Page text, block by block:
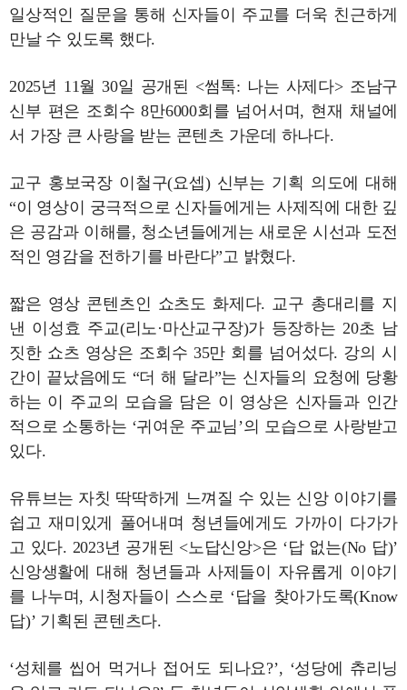
일상적인 질문을 통해 신자들이 주교를 더욱 친근하게
만날 수 있도록 했다.
2025년 11월 30일 공개된 <썸톡: 나는 사제다> 조남구
신부 편은 조회수 8만6000회를 넘어서며, 현재 채널에
서 가장 큰 사랑을 받는 콘텐츠 가운데 하나다.
교구 홍보국장 이철구(요셉) 신부는 기획 의도에 대해
“이 영상이 궁극적으로 신자들에게는 사제직에 대한 깊
은 공감과 이해를, 청소년들에게는 새로운 시선과 도전
적인 영감을 전하기를 바란다”고 밝혔다.
짧은 영상 콘텐츠인 쇼츠도 화제다. 교구 총대리를 지
낸 이성효 주교(리노·마산교구장)가 등장하는 20초 남
짓한 쇼츠 영상은 조회수 35만 회를 넘어섰다. 강의 시
간이 끝났음에도 “더 해 달라”는 신자들의 요청에 당황
하는 이 주교의 모습을 담은 이 영상은 신자들과 인간
적으로 소통하는 ‘귀여운 주교님’의 모습으로 사랑받고
있다.
유튜브는 자칫 딱딱하게 느껴질 수 있는 신앙 이야기를
쉽고 재미있게 풀어내며 청년들에게도 가까이 다가가
고 있다. 2023년 공개된 <노답신앙>은 ‘답 없는(No 답)’
신앙생활에 대해 청년들과 사제들이 자유롭게 이야기
를 나누며, 시청자들이 스스로 ‘답을 찾아가도록(Know
답)’ 기획된 콘텐츠다.
‘성체를 씹어 먹거나 접어도 되나요?’, ‘성당에 츄리닝